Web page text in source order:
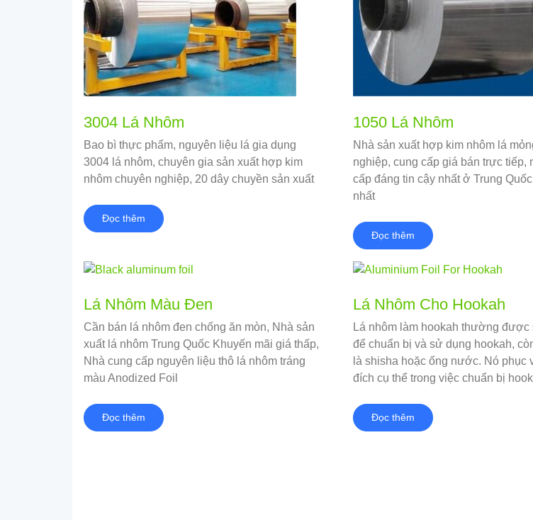
3004 Lá Nhôm
Bao bì thực phẩm, nguyên liệu lá gia dụng
3004 lá nhôm, chuyên gia sản xuất hợp kim
nhôm chuyên nghiệp, 20 dây chuyền sản xuất
Đọc thêm
1050 Lá Nhôm
Nhà sản xuất hợp kim nhôm lá
nghiệp, cung cấp giá bán trực tiếp,
cấp đáng tin cậy nhất ở Trung
nhất
Đọc thêm
Lá Nhôm Màu Đen
Cần bán lá nhôm đen chống ăn mòn, Nhà sản
xuất lá nhôm Trung Quốc Khuyến mãi giá thấp,
Nhà cung cấp nguyên liệu thô lá nhôm tráng
màu Anodized Foil
Đọc thêm
Lá Nhôm Cho Hookah
Lá nhôm làm hookah thường được
để chuẩn bị và sử dụng hookah,
là shisha hoặc ống nước. Nó phục
đích cụ thể trong việc chuẩn bị
thuốc lá.
Đọc thêm